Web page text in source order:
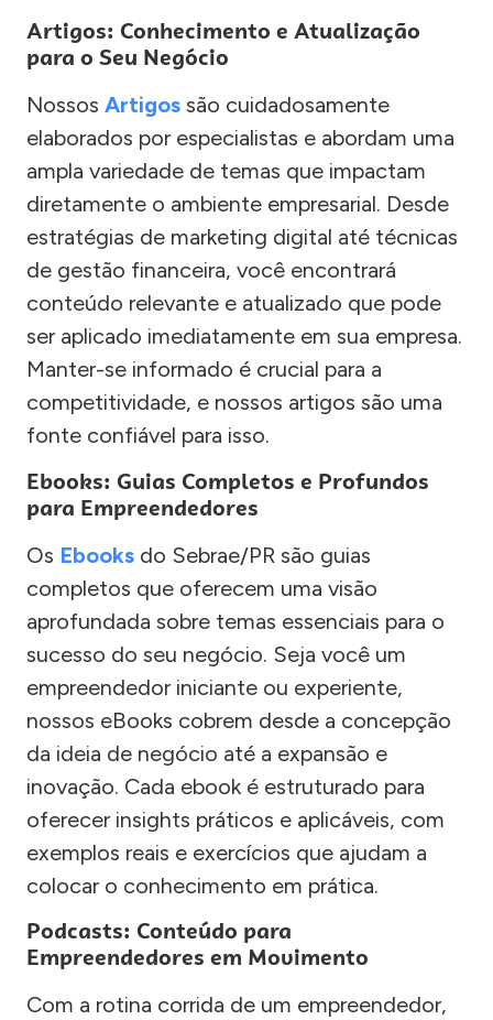
Artigos: Conhecimento e Atualização
para o Seu Negócio
Nossos Artigos são cuidadosamente
elaborados por especialistas e abordam uma
ampla variedade de temas que impactam
diretamente o ambiente empresarial. Desde
estratégias de marketing digital até técnicas
de gestão financeira, você encontrará
conteúdo relevante e atualizado que pode
ser aplicado imediatamente em sua empresa.
Manter-se informado é crucial para a
competitividade, e nossos artigos são uma
fonte confiável para isso.
Ebooks: Guias Completos e Profundos
para Empreendedores
Os Ebooks do Sebrae/PR são guias
completos que oferecem uma visão
aprofundada sobre temas essenciais para o
sucesso do seu negócio. Seja você um
empreendedor iniciante ou experiente,
nossos eBooks cobrem desde a concepção
da ideia de negócio até a expansão e
inovação. Cada ebook é estruturado para
oferecer insights práticos e aplicáveis, com
exemplos reais e exercícios que ajudam a
colocar o conhecimento em prática.
Podcasts: Conteúdo para
Empreendedores em Movimento
Com a rotina corrida de um empreendedor,